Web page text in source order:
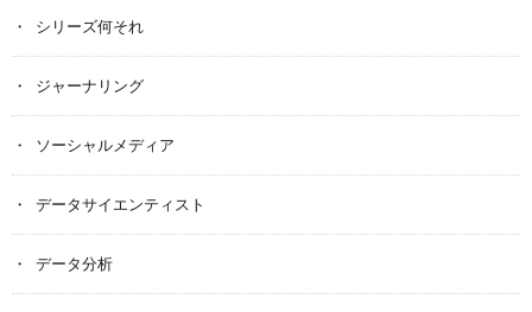
シリーズ何それ
ジャーナリング
ソーシャルメディア
データサイエンティスト
データ分析